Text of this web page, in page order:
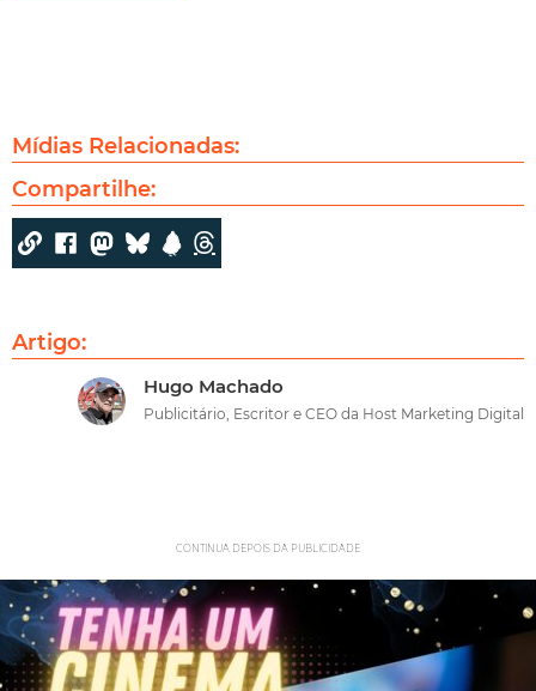
Mídias Relacionadas:
Compartilhe:
Artigo:
Hugo Machado
Publicitário, Escritor e CEO da Host Marketing Digital
CONTINUA DEPOIS DA PUBLICIDADE